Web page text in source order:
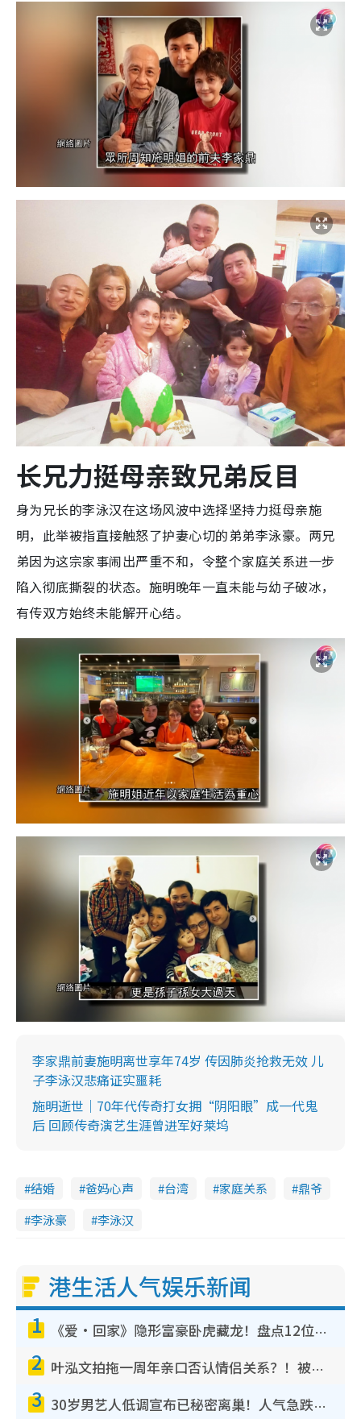
长兄力挺母亲致兄弟反目
身为兄长的李泳汉在这场风波中选择坚持力挺母亲施
明，此举被指直接触怒了护妻心切的弟弟李泳豪。两兄
弟因为这宗家事闹出严重不和，令整个家庭关系进一步
陷入彻底撕裂的状态。施明晚年一直未能与幼子破冰，
有传双方始终未能解开心结。
李家鼎前妻施明离世享年74岁 传因肺炎抢救无效 儿
子李泳汉悲痛证实噩耗
施明逝世｜70年代传奇打女拥“阴阳眼”成一代鬼
后 回顾传奇演艺生涯曾进军好莱坞
结婚 爸妈心声 台湾 家庭关系
鼎爷
李泳豪
李泳汉
港生活人气娱乐新闻
1 《爱·回家》隐形富豪卧虎藏龙！盘点12位财气逼人的有钱艺人：这位美女3亿身家不愁做
2 叶泓文拍拖一周年亲口否认情侣关系？！被质疑感情造假竟称GM“普通同事”
3 30岁男艺人低调宣布已秘密离巢！人气急跌变失踪人口：“这几年过得并不容易”